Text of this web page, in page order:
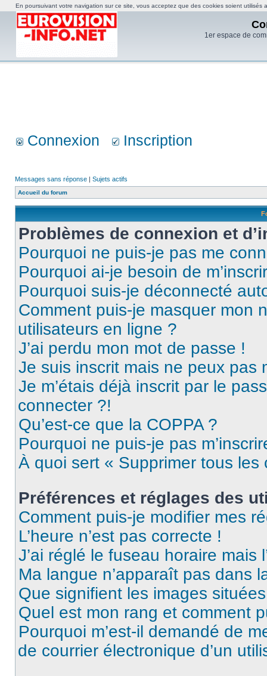
1er espace de
Connexion Inscription
Messages sans réponse | Sujets actifs
Accueil du forum
Problèmes de connexion et
Pourquoi ne puis-je pas me
Pourquoi ai-je besoin de
Pourquoi suis-je déconnecté
Comment puis-je masquer mon
utilisateurs en ligne ?
J’ai perdu mon mot de passe !
Je suis inscrit mais ne peux pas
Je m’étais déjà inscrit par le
connecter ?!
Qu’est-ce que la COPPA ?
Pourquoi ne puis-je pas
À quoi sert « Supprimer tous les
Préférences et réglages des
Comment puis-je modifier mes
L’heure n’est pas correcte !
J’ai réglé le fuseau horaire mais
Ma langue n’apparaît pas dans
Que signifient les images
Quel est mon rang et comment
Pourquoi m’est-il demandé de
de courrier électronique d’un
En poursuivant votre navigation sur ce site, vous acceptez que des cookies soient